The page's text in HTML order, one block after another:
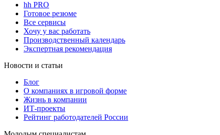
hh PRO
Готовое резюме
Все сервисы
Хочу у вас работать
Производственный календарь
Экспертная рекомендация
Новости и статьи
Блог
О компаниях в игровой форме
Жизнь в компании
ИТ-проекты
Рейтинг работодателей России